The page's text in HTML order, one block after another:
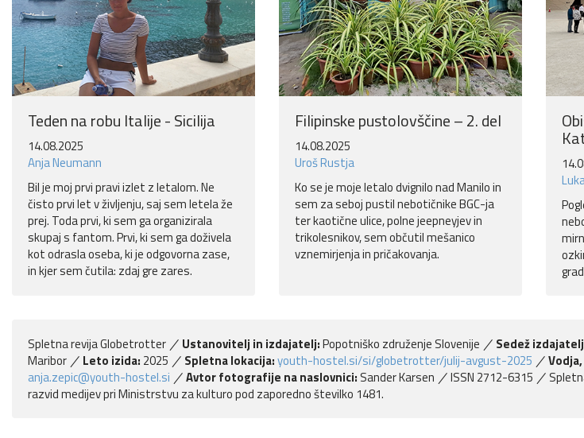
Teden na robu Italije - Sicilija
14.08.2025
Anja Neumann
Bil je moj prvi pravi izlet z letalom. Ne
čisto prvi let v življenju, saj sem letela že
prej. Toda prvi, ki sem ga organizirala
skupaj s fantom. Prvi, ki sem ga doživela
kot odrasla oseba, ki je odgovorna zase,
in kjer sem čutila: zdaj gre zares.
Filipinske pustolovščine – 2. del
14.08.2025
Uroš Rustja
Ko se je moje letalo dvignilo nad Manilo in
sem za seboj pustil nebotičnike BGC-ja
ter kaotične ulice, polne jeepneyjev in
trikolesnikov, sem občutil mešanico
vznemirjenja in pričakovanja.
Spletna revija Globetrotter Ustanovitelj in izdajatelj:Popotniško združenje Slovenije Sedež
Maribor
Leto izida: 2025 Spletna lokacija:youth-hostel.si/si/globetrotter/julij-avgust-2025
anja.zepic@youth-hostel.si
Avtor fotografije na naslovnici: Sander Karsen ISSN 2712-6315
razvid medijev pri Ministrstvu za kulturo pod zaporedno številko 1481.